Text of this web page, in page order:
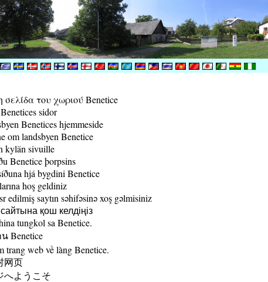
του χωριού Benetice
sidor
Benetices hjemmeside
om landsbyen Benetice
kylän sivuille
Benetice þorpsins
hjá bygdini Benetice
hoş geldiniz
edilmiş saytın səhifəsinə xoş gəlmisiniz
қош келдіңіз
tungkol sa Benetice.
Benetice
trang web về làng Benetice.
网页
へようこそ